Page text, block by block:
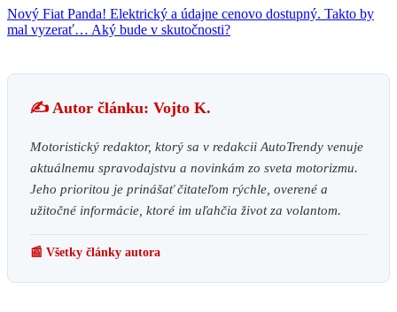
Nový Fiat Panda! Elektrický a údajne cenovo dostupný. Takto by
mal vyzerať… Aký bude v skutočnosti?
✍️ Autor článku: Vojto K.
Motoristický redaktor, ktorý sa v redakcii AutoTrendy venuje
aktuálnemu spravodajstvu a novinkám zo sveta motorizmu.
Jeho prioritou je prinášať čitateľom rýchle, overené a
užitočné informácie, ktoré im uľahčia život za volantom.
📰 Všetky články autora